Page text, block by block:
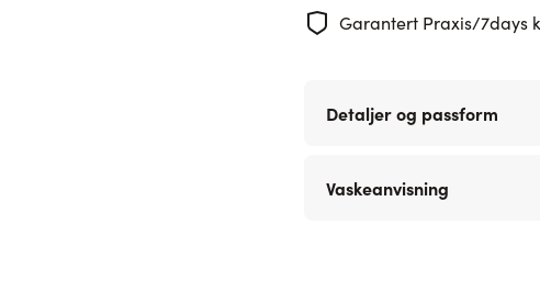
Garantert Praxis/7days
Detaljer og passform
Vaskeanvisning